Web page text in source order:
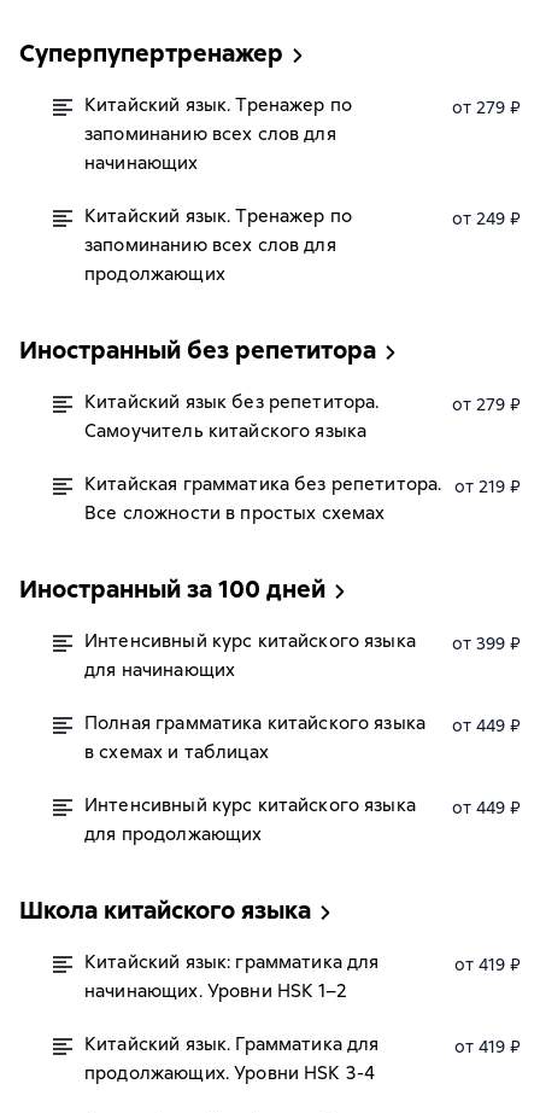
Суперпупертренажер
Китайский язык. Тренажер по
запоминанию всех слов для
начинающих
от 279 ₽
Китайский язык. Тренажер по
запоминанию всех слов для
продолжающих
от 249 ₽
Иностранный без репетитора
Китайский язык без репетитора.
Самоучитель китайского языка
от 279 ₽
Китайская грамматика без репетитора.
Все сложности в простых схемах
от 219 ₽
Иностранный за 100 дней
Интенсивный курс китайского языка
для начинающих
от 399 ₽
Полная грамматика китайского языка
в схемах и таблицах
от 449 ₽
Интенсивный курс китайского языка
для продолжающих
от 449 ₽
Школа китайского языка
Китайский язык: грамматика для
начинающих. Уровни HSK 1–2
от 419 ₽
Китайский язык. Грамматика для
продолжающих. Уровни HSK 3-4
от 419 ₽